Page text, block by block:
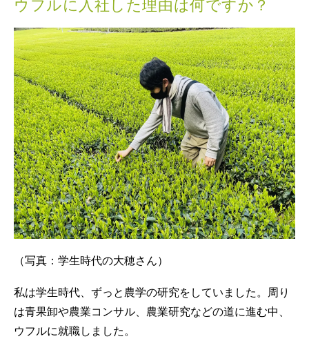
ウフルに入社した理由は何ですか？
（写真：学生時代の大穂さん）
私は学生時代、ずっと農学の研究をしていました。周り
は青果卸や農業コンサル、農業研究などの道に進む中、
ウフルに就職しました。